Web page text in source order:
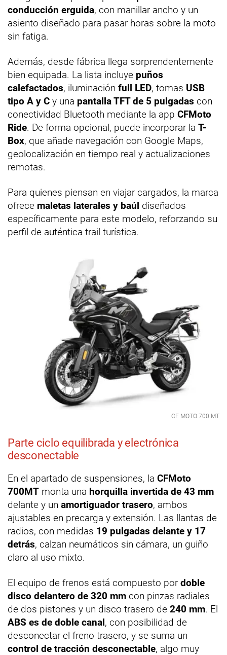
conducción erguida, con manillar ancho y un
asiento diseñado para pasar horas sobre la moto
sin fatiga.
Además, desde fábrica llega sorprendentemente
bien equipada. La lista incluye puños
calefactados, iluminación full LED, tomas USB
tipo A y C y una pantalla TFT de 5 pulgadas con
conectividad Bluetooth mediante la app CFMoto
Ride. De forma opcional, puede incorporar la T-
Box, que añade navegación con Google Maps,
geolocalización en tiempo real y actualizaciones
remotas.
Para quienes piensan en viajar cargados, la marca
ofrece maletas laterales y baúl diseñados
específicamente para este modelo, reforzando su
perfil de auténtica trail turística.
CF MOTO 700 MT
Parte ciclo equilibrada y electrónica
desconectable
En el apartado de suspensiones, la CFMoto
700MT monta una horquilla invertida de 43 mm
delante y un amortiguador trasero, ambos
ajustables en precarga y extensión. Las llantas de
radios, con medidas 19 pulgadas delante y 17
detrás, calzan neumáticos sin cámara, un guiño
claro al uso mixto.
El equipo de frenos está compuesto por doble
disco delantero de 320 mm con pinzas radiales
de dos pistones y un disco trasero de 240 mm. El
ABS es de doble canal, con posibilidad de
desconectar el freno trasero, y se suma un
control de tracción desconectable, algo muy